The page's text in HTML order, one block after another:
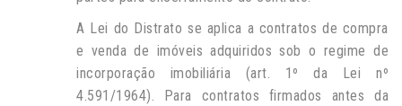
A Lei do Distrato se aplica a contratos de compra
e venda de imóveis adquiridos sob o regime de
incorporação imobiliária (art. 1º da Lei nº
4.591/1964). Para contratos firmados antes da